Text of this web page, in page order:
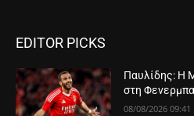
EDITOR PICKS
Παυλίδης: Η
στη
08/08/2026 09:41